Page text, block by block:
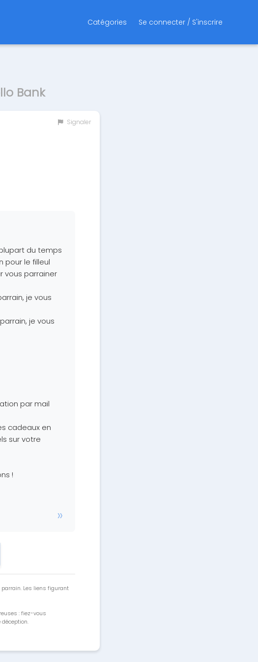
Catégories Se connecter / S'inscrire
Bank
Signaler
du temps
pour le filleul
vous parrainer
je vous
je vous
par mail
cadeaux en
sur votre
!
Les liens figurant
: fiez-vous